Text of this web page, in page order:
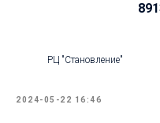
РЦ "Становление"
2024-05-22 16:46